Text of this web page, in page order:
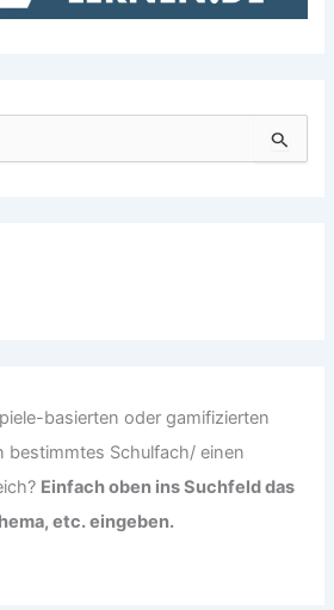
basierten oder gamifizierten
bestimmtes Schulfach/ einen
Einfach oben ins Suchfeld das
etc. eingeben.